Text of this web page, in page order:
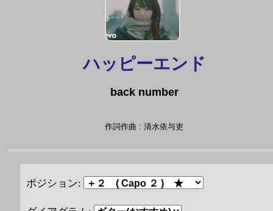
ハッピーエンド
back number
作詞作曲 : 清水依与吏
ポジション: